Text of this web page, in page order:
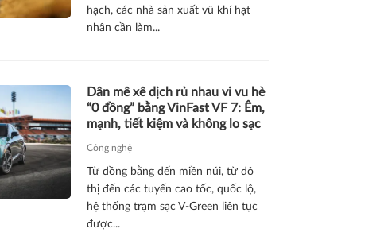
hạch, các nhà sản xuất vũ khí hạt
nhân cần làm...
Dân mê xê dịch rủ nhau vi vu hè
“0 đồng” bằng VinFast VF 7: Êm,
mạnh, tiết kiệm và không lo sạc
Công nghệ
Từ đồng bằng đến miền núi, từ đô
thị đến các tuyến cao tốc, quốc lộ,
hệ thống trạm sạc V-Green liên tục
được...